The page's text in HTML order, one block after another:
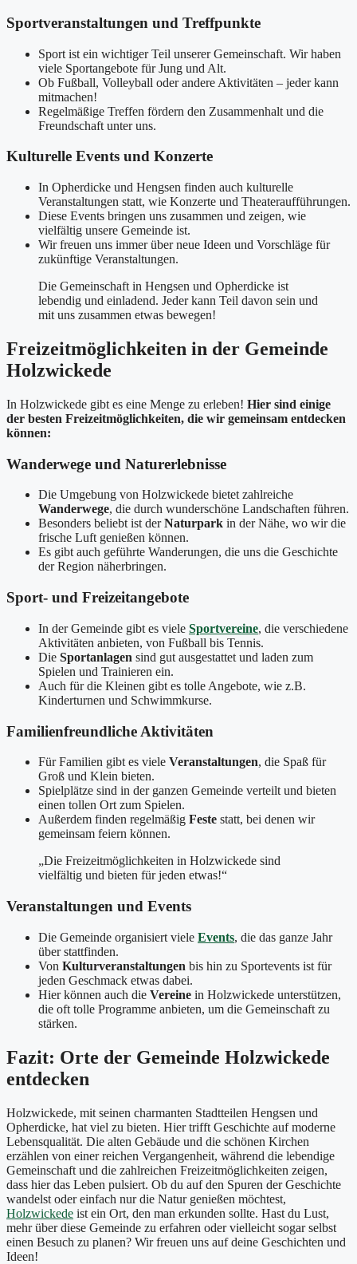
Sportveranstaltungen und Treffpunkte
Sport ist ein wichtiger Teil unserer Gemeinschaft. Wir haben
viele Sportangebote für Jung und Alt.
Ob Fußball, Volleyball oder andere Aktivitäten – jeder kann
mitmachen!
Regelmäßige Treffen fördern den Zusammenhalt und die
Freundschaft unter uns.
Kulturelle Events und Konzerte
In Opherdicke und Hengsen finden auch kulturelle
Veranstaltungen statt, wie Konzerte und Theateraufführungen.
Diese Events bringen uns zusammen und zeigen, wie
vielfältig unsere Gemeinde ist.
Wir freuen uns immer über neue Ideen und Vorschläge für
zukünftige Veranstaltungen.
Die Gemeinschaft in Hengsen und Opherdicke ist
lebendig und einladend. Jeder kann Teil davon sein und
mit uns zusammen etwas bewegen!
Freizeitmöglichkeiten in der Gemeinde
Holzwickede
In Holzwickede gibt es eine Menge zu erleben! Hier sind einige
der besten Freizeitmöglichkeiten, die wir gemeinsam entdecken
können:
Wanderwege und Naturerlebnisse
Die Umgebung von Holzwickede bietet zahlreiche
Wanderwege, die durch wunderschöne Landschaften führen.
Besonders beliebt ist derNaturpark in der Nähe, wo wir die
frische Luft genießen können.
Es gibt auch geführte Wanderungen, die uns die Geschichte
der Region näherbringen.
Sport- und Freizeitangebote
In der Gemeinde gibt es viele Sportvereine, die verschiedene
Aktivitäten anbieten, von Fußball bis Tennis.
Die Sportanlagen sind gut ausgestattet und laden zum
Spielen und Trainieren ein.
Auch für die Kleinen gibt es tolle Angebote, wie z.B.
Kinderturnen und Schwimmkurse.
Familienfreundliche Aktivitäten
Für Familien gibt es viele Veranstaltungen, die Spaß für
Groß und Klein bieten.
Spielplätze sind in der ganzen Gemeinde verteilt und bieten
einen tollen Ort zum Spielen.
Außerdem finden regelmäßig Feste statt, bei denen wir
gemeinsam feiern können.
„Die Freizeitmöglichkeiten in Holzwickede sind
vielfältig und bieten für jeden etwas!“
Veranstaltungen und Events
Die Gemeinde organisiert viele Events, die das ganze Jahr
über stattfinden.
Von Kulturveranstaltungen bis hin zu Sportevents ist für
jeden Geschmack etwas dabei.
Hier können auch die Vereine in Holzwickede unterstützen,
die oft tolle Programme anbieten, um die Gemeinschaft zu
stärken.
Fazit: Orte der Gemeinde Holzwickede
entdecken
Holzwickede, mit seinen charmanten Stadtteilen Hengsen und
Opherdicke, hat viel zu bieten. Hier trifft Geschichte auf moderne
Lebensqualität. Die alten Gebäude und die schönen Kirchen
erzählen von einer reichen Vergangenheit, während die lebendige
Gemeinschaft und die zahlreichen Freizeitmöglichkeiten zeigen,
dass hier das Leben pulsiert. Ob du auf den Spuren der Geschichte
wandelst oder einfach nur die Natur genießen möchtest,
Holzwickede ist ein Ort, den man erkunden sollte. Hast du Lust,
mehr über diese Gemeinde zu erfahren oder vielleicht sogar selbst
einen Besuch zu planen? Wir freuen uns auf deine Geschichten und
Ideen!